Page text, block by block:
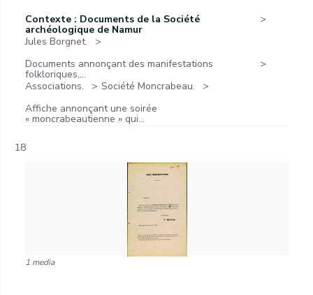
Contexte : Documents de la Société
archéologique de Namur
Jules Borgnet.
Documents annonçant des manifestations
folkloriques,...
Associations.
Société Moncrabeau.
Affiche annonçant une soirée
« moncrabeautienne » qui...
18
1 media